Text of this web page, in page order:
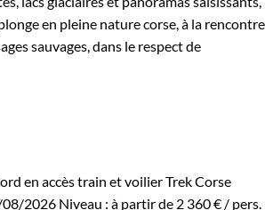
en pleine nature corse, à la rencontre
sauvages, dans le respect de
en accès train et voilierTrek Corse
08/2026 Niveau : à partir de 2 360 € / pers.